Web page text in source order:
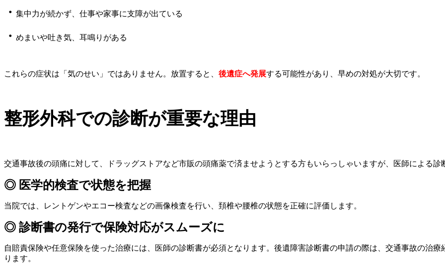
・ 集中力が続かず、仕事や家事に支障が出ている
・ めまいや吐き気、耳鳴りがある
これらの症状は「気のせい」ではありません。放置すると、 後遺症へ発展する可能性があり、早めの対処が大切です。
整形外科での診断が重要な理由
交通事故後の頭痛に対して、ドラッグストアなど市販の頭痛薬で済ませようとする方もいらっしゃいますが、医師による診
◎ 医学的検査で状態を把握
当院では、レントゲンやエコー検査などの画像検査を行い、頚椎や腰椎の状態を正確に評価します。
◎ 診断書の発行で保険対応がスムーズに
自賠責保険や任意保険を使った治療には、医師の診断書が必須となります。後遺障害診断書の申請の際は、交通事故の治
ります。